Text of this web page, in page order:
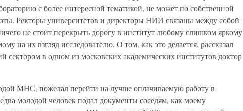
с более интересной тематикой, не может по собственной
Ректоры университетов и директоры НИИ связаны между собой
не стоит перекрыть дорогу в институт любому слишком яркому
на их взгляд исследователю. О том, как это делается, рассказал
сектором в одном из московских академических институтов доктор
МНС, пожелал перейти на лучше оплачиваемую работу в
молодой человек подал документы соседям, как моему